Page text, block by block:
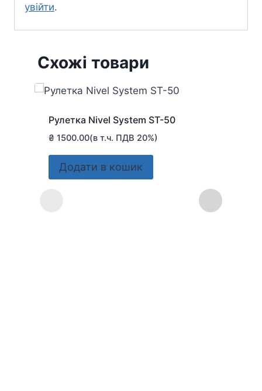
увійти.
Схожі товари
Рулетка Nivel System ST-50
₴ 1500.00(в т.ч. ПДВ 20%)
Додати в кошик